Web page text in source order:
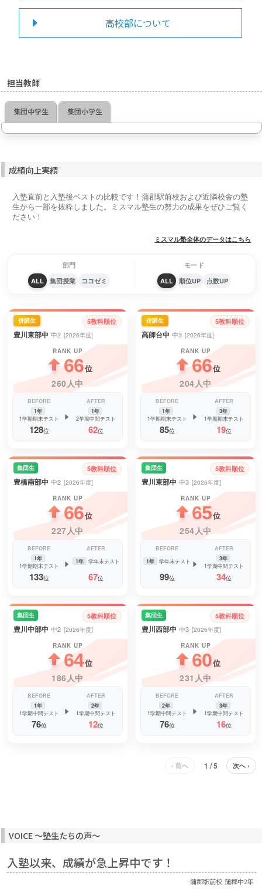
高校部について
担当教師
集団中学生 集団小学生
成績向上実績
入塾直前と入塾後ベストの比較です！蒲郡駅前校および近隣校舎の塾
生から一部を抜粋しました。ミスマル塾生の努力の成果をぜひご覧く
ださい！
ミスマル塾全体のデータはこちら
部門
ALL
集団授業 ココゼミ
モード
ALL
順位UP 点数UP
併講生 5教科順位
豊川東部中 中2 [2026年度]
RANK UP
66位
260人中
BEFORE
1年
1学期期末テスト
128位
AFTER
1年
2学期中間テスト
62位
併講生 5教科順位
高師台中 中3 [2026年度]
RANK UP
66位
204人中
BEFORE
1年
1学期期末テスト
85位
AFTER
3年
1学期期末テスト
19位
集団生 5教科順位
豊橋南部中 中2 [2026年度]
RANK UP
66位
227人中
BEFORE
1年
1学期期末テスト
133位
AFTER
1年
学年末テスト
67位
集団生 5教科順位
豊川東部中 中3 [2026年度]
RANK UP
65位
254人中
BEFORE
1年
学年末テスト
99位
AFTER
3年
1学期中間テスト
34位
集団生 5教科順位
豊川中部中 中2 [2026年度]
RANK UP
64位
186人中
BEFORE
1年
1学期中間テスト
76位
AFTER
2年
1学期中間テスト
12位
集団生 5教科順位
豊川西部中 中3 [2026年度]
RANK UP
60位
231人中
BEFORE
2年
1学期中間テスト
76位
AFTER
3年
1学期中間テスト
16位
‹ 前へ 1 / 5 次へ ›
VOICE ～塾生たちの声～
入塾以来、成績が急上昇中です！
蒲郡駅前校 蒲郡中2年